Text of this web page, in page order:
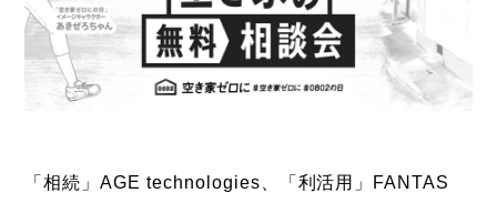
「相続」AGE technologies、「利活用」FANTAS